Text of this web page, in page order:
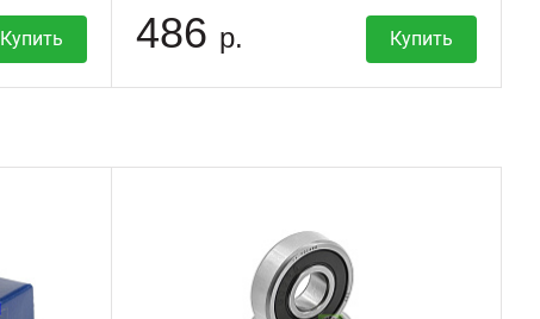
Купить 486 р. Купить